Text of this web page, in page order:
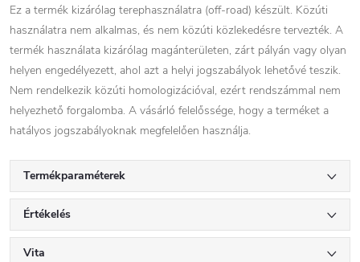
Ez a termék kizárólag terephasználatra (off-road) készült. Közúti
használatra nem alkalmas, és nem közúti közlekedésre tervezték. A
termék használata kizárólag magánterületen, zárt pályán vagy olyan
helyen engedélyezett, ahol azt a helyi jogszabályok lehetővé teszik.
Nem rendelkezik közúti homologizációval, ezért rendszámmal nem
helyezhető forgalomba. A vásárló felelőssége, hogy a terméket a
hatályos jogszabályoknak megfelelően használja.
Termékparaméterek
Értékelés
Vita